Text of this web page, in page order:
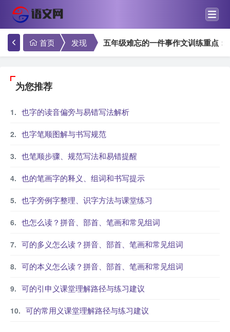
首页 发现 五年级难忘的一件事作文训练重点
为您推荐
也字的读音偏旁与易错写法解析
也字笔顺图解与书写规范
也笔顺步骤、规范写法和易错提醒
也的笔画字的释义、组词和书写提示
也字旁例字整理、识字方法与课堂练习
也怎么读？拼音、部首、笔画和常见组词
可的多义怎么读？拼音、部首、笔画和常见组词
可的本义怎么读？拼音、部首、笔画和常见组词
可的引申义课堂理解路径与练习建议
可的常用义课堂理解路径与练习建议